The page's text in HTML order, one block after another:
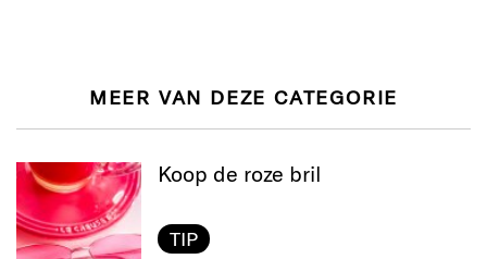
MEER VAN DEZE CATEGORIE
Koop de roze bril
TIP